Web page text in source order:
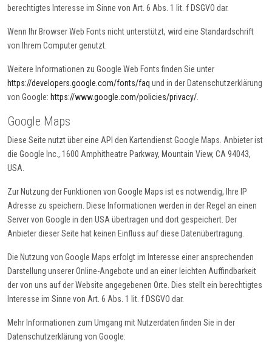
berechtigtes Interesse im Sinne von Art. 6 Abs. 1 lit. f DSGVO dar.
Wenn Ihr Browser Web Fonts nicht unterstützt, wird eine Standardschrift
von Ihrem Computer genutzt.
Weitere Informationen zu Google Web Fonts finden Sie unter
https://developers.google.com/fonts/faq und in der Datenschutzerklärung
von Google: https://www.google.com/policies/privacy/.
Google Maps
Diese Seite nutzt über eine API den Kartendienst Google Maps. Anbieter ist
die Google Inc., 1600 Amphitheatre Parkway, Mountain View, CA 94043,
USA.
Zur Nutzung der Funktionen von Google Maps ist es notwendig, Ihre IP
Adresse zu speichern. Diese Informationen werden in der Regel an einen
Server von Google in den USA übertragen und dort gespeichert. Der
Anbieter dieser Seite hat keinen Einfluss auf diese Datenübertragung.
Die Nutzung von Google Maps erfolgt im Interesse einer ansprechenden
Darstellung unserer Online-Angebote und an einer leichten Auffindbarkeit
der von uns auf der Website angegebenen Orte. Dies stellt ein berechtigtes
Interesse im Sinne von Art. 6 Abs. 1 lit. f DSGVO dar.
Mehr Informationen zum Umgang mit Nutzerdaten finden Sie in der
Datenschutzerklärung von Google: